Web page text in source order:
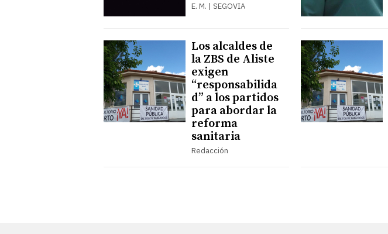
E. M. | SEGOVIA
Los alcaldes de
la ZBS de Aliste
exigen
“responsabilida
d” a los partidos
para abordar la
reforma
sanitaria
Redacción